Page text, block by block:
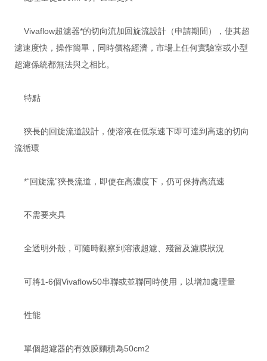
Vivaflow超濾器*的切向流加回旋流設計（申請期間），使其超
濾速度快，操作簡單，同時價格經濟，市場上任何實驗室或小型
超濾係統都無法與之相比。
特點
狹長的回旋流道設計，使溶液在低泵速下即可達到高速的切向
流循環
*“回旋流”狹長流道，即使在高濃度下，仍可保持高流速
不需要夾具
全透明外殼，可隨時觀察到溶液超濾、殘留及濾膜狀況
可將1-6個Vivaflow50串聯或並聯同時使用，以增加處理量
性能
單個超濾器的有效膜麵積為50cm2